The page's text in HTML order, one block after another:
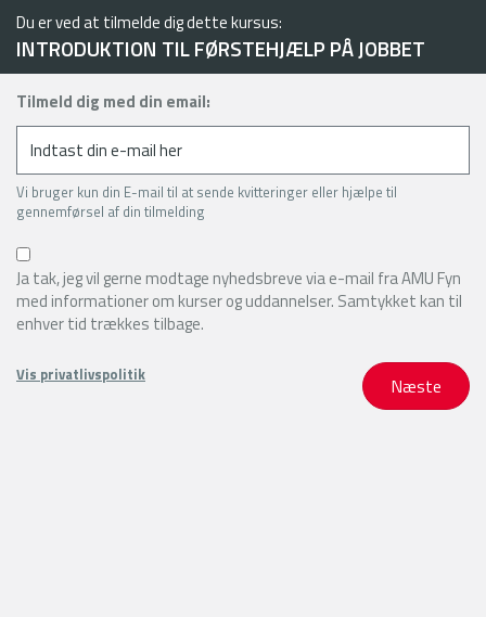
Du er ved at tilmelde dig dette kursus:
INTRODUKTION TIL FØRSTEHJÆLP PÅ JOBBET
Tilmeld dig med din email:
Vi bruger kun din E-mail til at sende kvitteringer eller hjælpe til
gennemførsel af din tilmelding
Ja tak, jeg vil gerne modtage nyhedsbreve via e-mail fra AMU Fyn
med informationer om kurser og uddannelser. Samtykket kan til
enhver tid trækkes tilbage.
Vis privatlivspolitik